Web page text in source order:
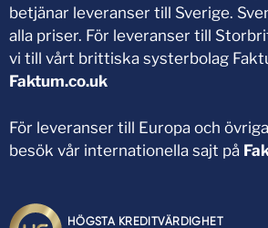
betjänar leveranser till Sverige.
alla priser. För leveranser till
vi till vårt brittiska systerbolag
Faktum.co.uk
För leveranser till Europa och
besök vår internationella sajt på